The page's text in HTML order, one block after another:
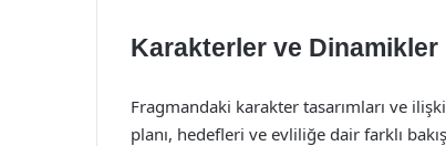
Karakterler ve Dinamikler
Fragmandaki karakter tasarımları ve
planı, hedefleri ve evliliğe dair farklı